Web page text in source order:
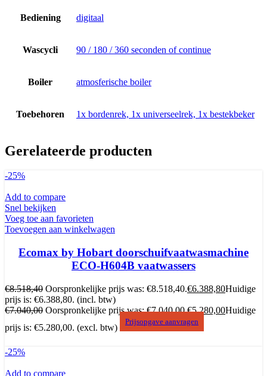
Bediening digitaal
Wascycli 90 / 180 / 360 seconden of continue
Boiler atmosferische boiler
Toebehoren 1x bordenrek, 1x universeelrek, 1x bestekbeker
Gerelateerde producten
-25%
Add to compare
Snel bekijken
Voeg toe aan favorieten
Toevoegen aan winkelwagen
Ecomax by Hobart doorschuifvaatwasmachine
ECO-H604B vaatwassers
€8.518,40 Oorspronkelijke prijs was: €8.518,40.€6.388,80Huidige
prijs is: €6.388,80. (incl. btw)
€7.040,00 Oorspronkelijke prijs was: €7.040,00.€5.280,00Huidige
prijs is: €5.280,00. (excl. btw)
Prijsopgave aanvragen
-25%
Add to compare